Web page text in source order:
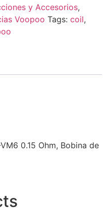
y Accesorios,
Voopoo Tags: coil,
0.15 Ohm, Bobina de